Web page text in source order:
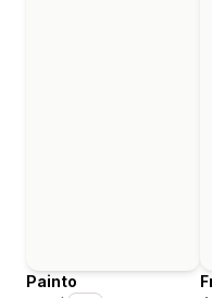
Painto